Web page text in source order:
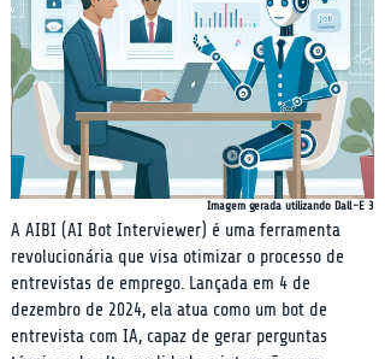
Imagem gerada utilizando Dall-E 3
A AIBI (AI Bot Interviewer) é uma ferramenta
revolucionária que visa otimizar o processo de
entrevistas de emprego. Lançada em 4 de
dezembro de 2024, ela atua como um bot de
entrevista com IA, capaz de gerar perguntas